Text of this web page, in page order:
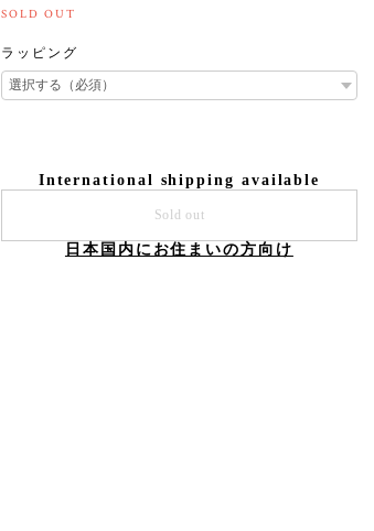
SOLD OUT
ラッピング
International shipping available
Sold out
日本国内にお住まいの方向け